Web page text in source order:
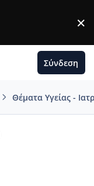
×
Σύνδεση
Θέματα Υγείας -